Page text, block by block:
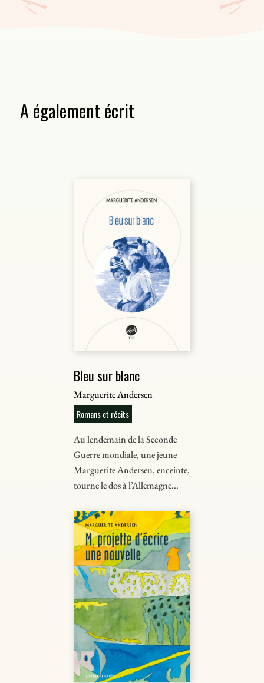
A également écrit
Bleu sur blanc
Marguerite Andersen
Romans et récits
Au lendemain de la Seconde
Guerre mondiale, une jeune
Marguerite Andersen, enceinte,
tourne le dos à l’Allemagne...